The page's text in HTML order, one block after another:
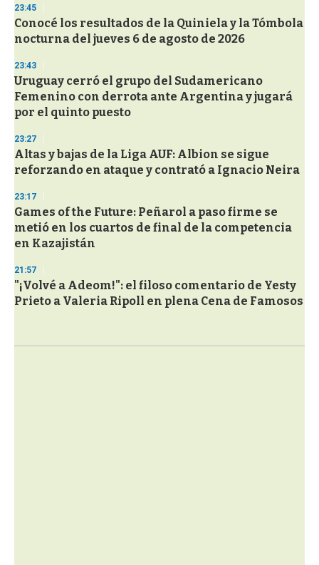
23:45
Conocé los resultados de la Quiniela y la Tómbola
nocturna del jueves 6 de agosto de 2026
23:43
Uruguay cerró el grupo del Sudamericano
Femenino con derrota ante Argentina y jugará
por el quinto puesto
23:27
Altas y bajas de la Liga AUF: Albion se sigue
reforzando en ataque y contrató a Ignacio Neira
23:17
Games of the Future: Peñarol a paso firme se
metió en los cuartos de final de la competencia
en Kazajistán
21:57
"¡Volvé a Adeom!": el filoso comentario de Yesty
Prieto a Valeria Ripoll en plena Cena de Famosos